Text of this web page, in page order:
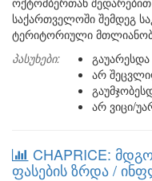
საქართველოში შემდეგ
ტერიტორიული
პასუხები:
გაუარესდა
არ
არ ვიცი/
CHAPRICE:
ფასების ზრდა /